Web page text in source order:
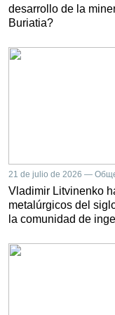
desarrollo de la
Buriatia?
21 de julio de 2026 —
Vladimir Litvinenko
metalúrgicos del
la comunidad de